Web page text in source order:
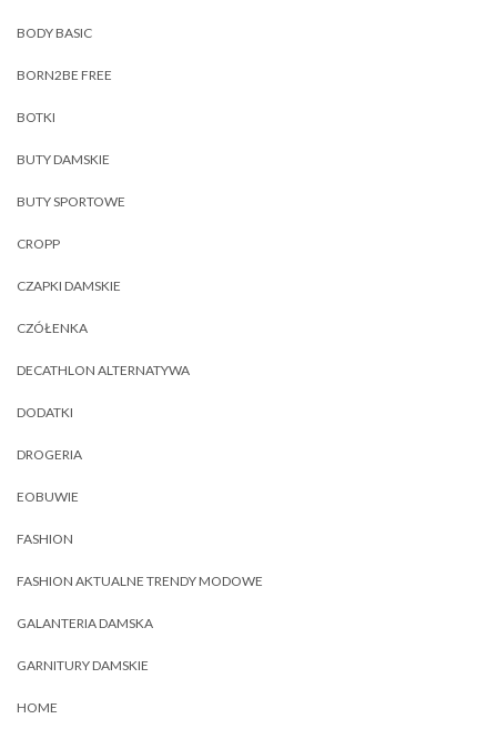
BODY BASIC
BORN2BE FREE
BOTKI
BUTY DAMSKIE
BUTY SPORTOWE
CROPP
CZAPKI DAMSKIE
CZÓŁENKA
DECATHLON ALTERNATYWA
DODATKI
DROGERIA
EOBUWIE
FASHION
FASHION AKTUALNE TRENDY MODOWE
GALANTERIA DAMSKA
GARNITURY DAMSKIE
HOME